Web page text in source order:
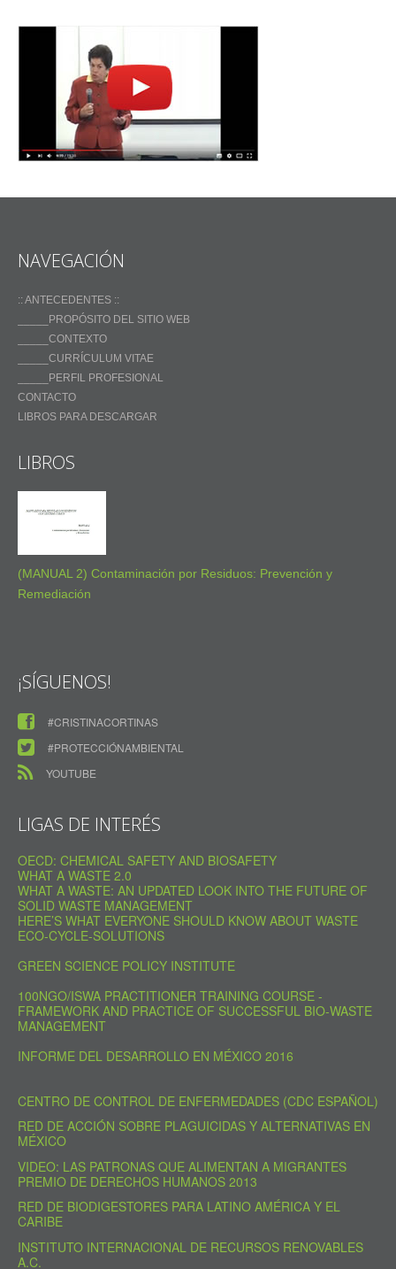
NAVEGACIÓN
:: ANTECEDENTES ::
_____PROPÓSITO DEL SITIO WEB
_____CONTEXTO
_____CURRÍCULUM VITAE
_____PERFIL PROFESIONAL
CONTACTO
LIBROS PARA DESCARGAR
LIBROS
(MANUAL 2) Contaminación por Residuos: Prevención y
Remediación
¡SÍGUENOS!
#CRISTINACORTINAS
#PROTECCIÓNAMBIENTAL
YOUTUBE
LIGAS DE INTERÉS
OECD: CHEMICAL SAFETY AND BIOSAFETY
WHAT A WASTE 2.0
WHAT A WASTE: AN UPDATED LOOK INTO THE FUTURE OF
SOLID WASTE MANAGEMENT
HERE’S WHAT EVERYONE SHOULD KNOW ABOUT WASTE
ECO-CYCLE-SOLUTIONS
GREEN SCIENCE POLICY INSTITUTE
100NGO/ISWA PRACTITIONER TRAINING COURSE -
FRAMEWORK AND PRACTICE OF SUCCESSFUL BIO-WASTE
MANAGEMENT
INFORME DEL DESARROLLO EN MÉXICO 2016
CENTRO DE CONTROL DE ENFERMEDADES (CDC ESPAÑOL)
RED DE ACCIÓN SOBRE PLAGUICIDAS Y ALTERNATIVAS EN
MÉXICO
VIDEO: LAS PATRONAS QUE ALIMENTAN A MIGRANTES
PREMIO DE DERECHOS HUMANOS 2013
RED DE BIODIGESTORES PARA LATINO AMÉRICA Y EL
CARIBE
INSTITUTO INTERNACIONAL DE RECURSOS RENOVABLES
A.C.